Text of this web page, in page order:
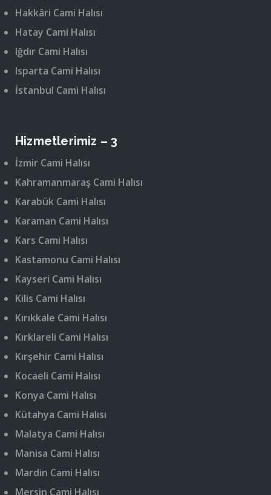
Hakkâri Cami Halısı
Hatay Cami Halısı
Iğdır Cami Halısı
Isparta Cami Halısı
İstanbul Cami Halısı
Hizmetlerimiz – 3
İzmir Cami Halısı
Kahramanmaraş Cami Halısı
Karabük Cami Halısı
Karaman Cami Halısı
Kars Cami Halısı
Kastamonu Cami Halısı
Kayseri Cami Halısı
Kilis Cami Halısı
Kırıkkale Cami Halısı
Kırklareli Cami Halısı
Kırşehir Cami Halısı
Kocaeli Cami Halısı
Konya Cami Halısı
Kütahya Cami Halısı
Malatya Cami Halısı
Manisa Cami Halısı
Mardin Cami Halısı
Mersin Cami Halısı